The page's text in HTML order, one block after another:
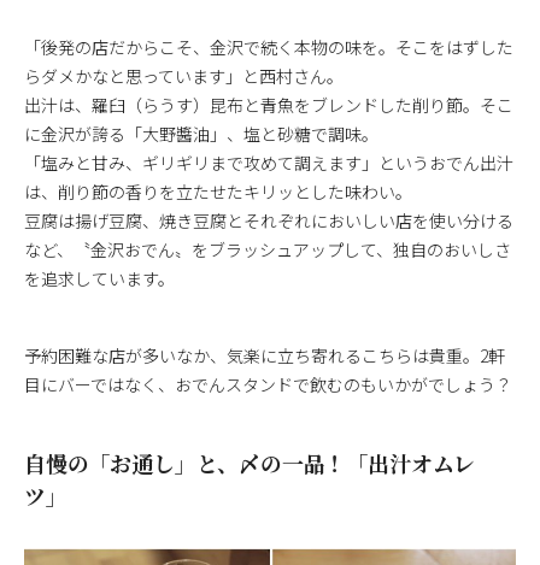
「後発の店だからこそ、金沢で続く本物の味を。そこをはずした
らダメかなと思っています」と西村さん。
出汁は、羅臼（らうす）昆布と青魚をブレンドした削り節。そこ
に金沢が誇る「大野醬油」、塩と砂糖で調味。
「塩みと甘み、ギリギリまで攻めて調えます」というおでん出汁
は、削り節の香りを立たせたキリッとした味わい。
豆腐は揚げ豆腐、焼き豆腐とそれぞれにおいしい店を使い分ける
など、〝金沢おでん〟をブラッシュアップして、独自のおいしさ
を追求しています。
予約困難な店が多いなか、気楽に立ち寄れるこちらは貴重。2軒
目にバーではなく、おでんスタンドで飲むのもいかがでしょう？
自慢の「お通し」と、〆の一品！「出汁オムレ
ツ」